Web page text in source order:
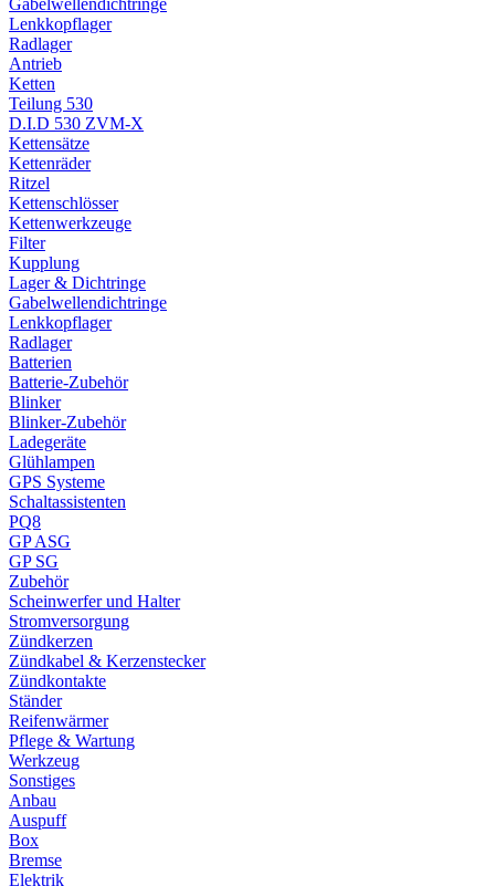
Gabelwellendichtringe
Lenkkopflager
Radlager
Antrieb
Ketten
Teilung 530
D.I.D 530 ZVM-X
Kettensätze
Kettenräder
Ritzel
Kettenschlösser
Kettenwerkzeuge
Filter
Kupplung
Lager & Dichtringe
Gabelwellendichtringe
Lenkkopflager
Radlager
Batterien
Batterie-Zubehör
Blinker
Blinker-Zubehör
Ladegeräte
Glühlampen
GPS Systeme
Schaltassistenten
PQ8
GP ASG
GP SG
Zubehör
Scheinwerfer und Halter
Stromversorgung
Zündkerzen
Zündkabel & Kerzenstecker
Zündkontakte
Ständer
Reifenwärmer
Pflege & Wartung
Werkzeug
Sonstiges
Anbau
Auspuff
Box
Bremse
Elektrik